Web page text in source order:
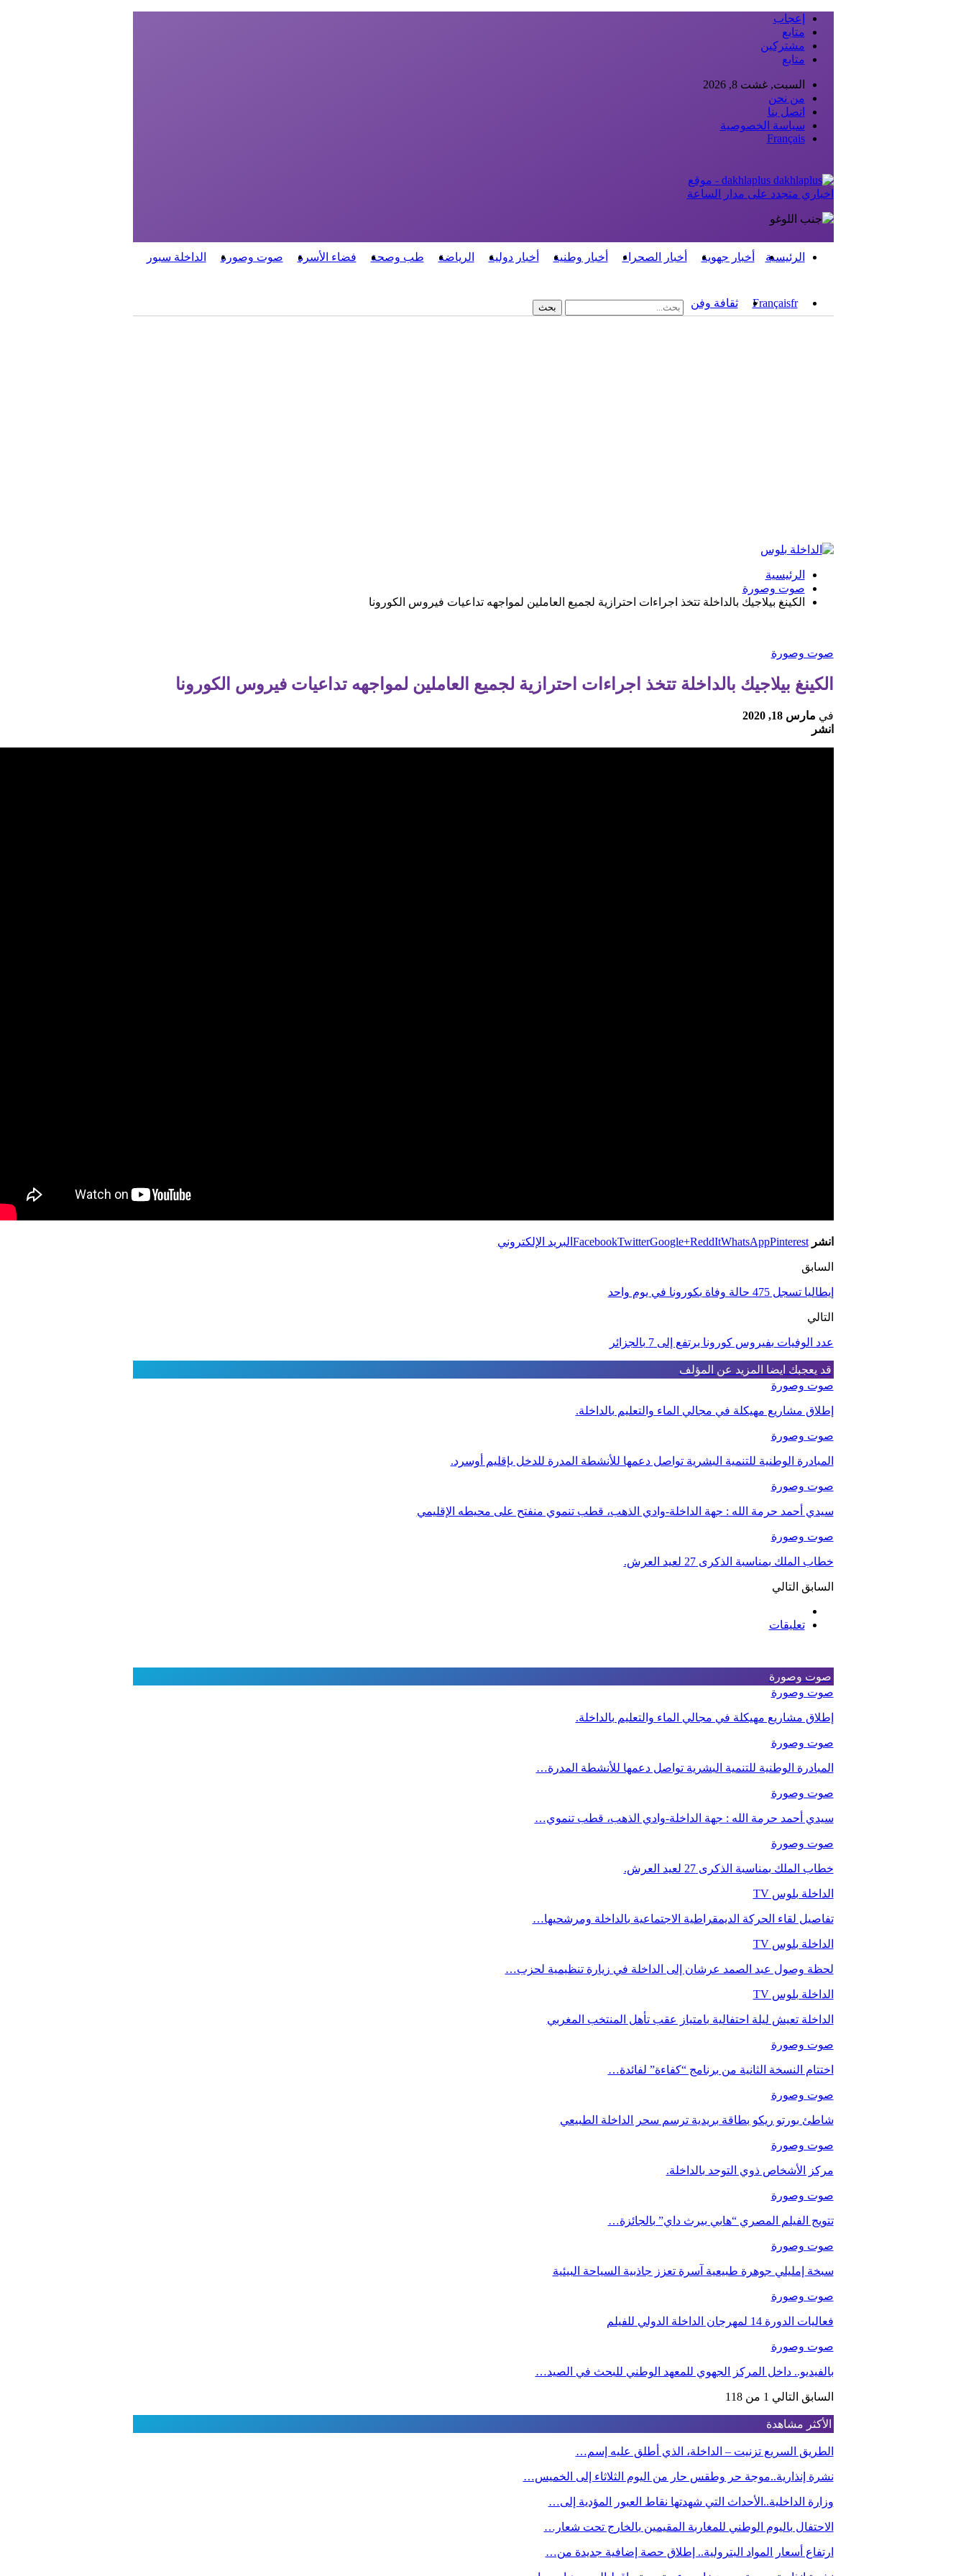
إعجاب
متابع
مشتركين
متابع
السبت, غشت 8, 2026
من نحن
اتصل بنا
سياسة الخصوصية
Français
dakhlaplus - موقع
اخباري متجدد على مدار الساعة
الرئيسية أخبار جهوية أخبار الصحراء أخبار وطنية أخبار دولية الرياضة طب وصحة فضاء الأسرة صوت وصورة الداخلة سبور
Françaisfr ثقافة وفن
الرئيسية
صوت وصورة
الكينغ بيلاجيك بالداخلة تتخذ اجراءات احترازية لجميع العاملين لمواجهه تداعيات فيروس الكورونا
صوت وصورة
الكينغ بيلاجيك بالداخلة تتخذ اجراءات احترازية لجميع العاملين لمواجهه تداعيات فيروس الكورونا
في مارس 18, 2020
انشر
انشر FacebookTwitterGoogle+ReddItWhatsAppPinterest البريد الإلكتروني
السابق
إيطاليا تسجل 475 حالة وفاة بكورونا في يوم واحد
التالي
عدد الوفيات بفيروس كورونا يرتفع إلى 7 بالجزائر
قد يعجبك ايضا المزيد عن المؤلف
صوت وصورة
إطلاق مشاريع مهيكلة في مجالي الماء والتعليم بالداخلة.
صوت وصورة
المبادرة الوطنية للتنمية البشرية تواصل دعمها للأنشطة المدرة للدخل بإقليم أوسرد.
صوت وصورة
سيدي أحمد حرمة الله : جهة الداخلة-وادي الذهب، قطب تنموي منفتح على محيطه الإقليمي
صوت وصورة
خطاب الملك بمناسبة الذكرى 27 لعيد العرش.
السابق التالي
تعليقات
صوت وصورة
صوت وصورة
إطلاق مشاريع مهيكلة في مجالي الماء والتعليم بالداخلة.
صوت وصورة
المبادرة الوطنية للتنمية البشرية تواصل دعمها للأنشطة المدرة…
صوت وصورة
سيدي أحمد حرمة الله : جهة الداخلة-وادي الذهب، قطب تنموي…
صوت وصورة
خطاب الملك بمناسبة الذكرى 27 لعيد العرش.
الداخلة بلوس TV
تفاصيل لقاء الحركة الديمقراطية الاجتماعية بالداخلة ومرشحيها…
الداخلة بلوس TV
لحظة وصول عبد الصمد عرشان إلى الداخلة في زيارة تنظيمية لحزب…
الداخلة بلوس TV
الداخلة تعيش ليلة احتفالية بامتياز عقب تأهل المنتخب المغربي
صوت وصورة
اختتام النسخة الثانية من برنامج “كفاءة” لفائدة…
صوت وصورة
شاطئ بورتو ريكو بطاقة بريدية ترسم سحر الداخلة الطبيعي
صوت وصورة
مركز الأشخاص ذوي التوحد بالداخلة.
صوت وصورة
تتويج الفيلم المصري “هابي بيرث داي” بالجائزة…
صوت وصورة
سبخة إمليلي جوهرة طبيعية آسرة تعزز جاذبية السياحة البيئية
صوت وصورة
فعاليات الدورة 14 لمهرجان الداخلة الدولي للفيلم
صوت وصورة
بالفيديو.. داخل المركز الجهوي للمعهد الوطني للبحث في الصيد…
السابق التالي 1 من 118
الأكثر مشاهدة
الطريق السريع تزنيت – الداخلة، الذي أطلق عليه إسم…
نشرة إنذارية..موجة حر وطقس حار من اليوم الثلاثاء إلى الخميس…
وزارة الداخلية..الأحداث التي شهدتها نقاط العبور المؤدية إلى…
الاحتفال باليوم الوطني للمغاربة المقيمين بالخارج تحت شعار…
ارتفاع أسعار المواد البترولية.. إطلاق حصة إضافية جديدة من…